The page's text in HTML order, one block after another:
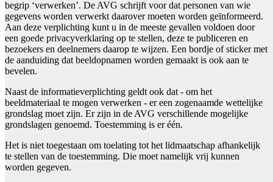
begrip ‘verwerken’. De AVG schrijft voor dat personen van wie
gegevens worden verwerkt daarover moeten worden geïnformeerd.
Aan deze verplichting kunt u in de meeste gevallen voldoen door
een goede privacyverklaring op te stellen, deze te publiceren en
bezoekers en deelnemers daarop te wijzen. Een bordje of sticker met
de aanduiding dat beeldopnamen worden gemaakt is ook aan te
bevelen.
Naast de informatieverplichting geldt ook dat - om het
beeldmateriaal te mogen verwerken - er een zogenaamde wettelijke
grondslag moet zijn. Er zijn in de AVG verschillende mogelijke
grondslagen genoemd. Toestemming is er één.
Het is niet toegestaan om toelating tot het lidmaatschap afhankelijk
te stellen van de toestemming. Die moet namelijk vrij kunnen
worden gegeven.